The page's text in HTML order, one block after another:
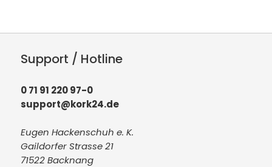
Support / Hotline
0 71 91 220 97-0
support@kork24.de
Eugen Hackenschuh e. K.
Gaildorfer Strasse 21
71522 Backnang